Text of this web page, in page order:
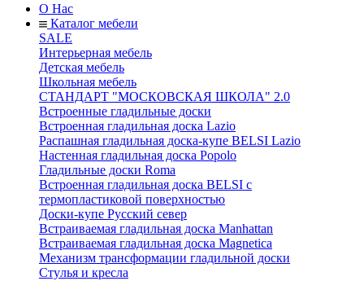
О Нас
Каталог мебели
SALE
Интерьерная мебель
Детская мебель
Школьная мебель
СТАНДАРТ "МОСКОВСКАЯ ШКОЛА" 2.0
Встроенные гладильные доски
Встроенная гладильная доска Lazio
Распашная гладильная доска-купе BELSI Lazio
Настенная гладильная доска Popolo
Гладильные доски Roma
Встроенная гладильная доска BELSI с
термопластиковой поверхностью
Доски-купе Русский север
Встраиваемая гладильная доска Manhattan
Встраиваемая гладильная доска Magnetica
Механизм трансформации гладильной доски
Стyлья и кресла